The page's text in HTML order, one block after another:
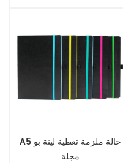
A5 حالة ملزمة تغطية لينة بو
مجلة